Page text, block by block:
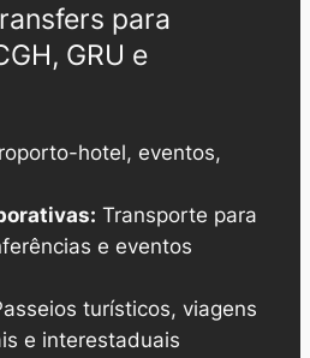
para
GRU e
hotel, eventos,
Transporte para
e eventos
turísticos, viagens
e interestaduais